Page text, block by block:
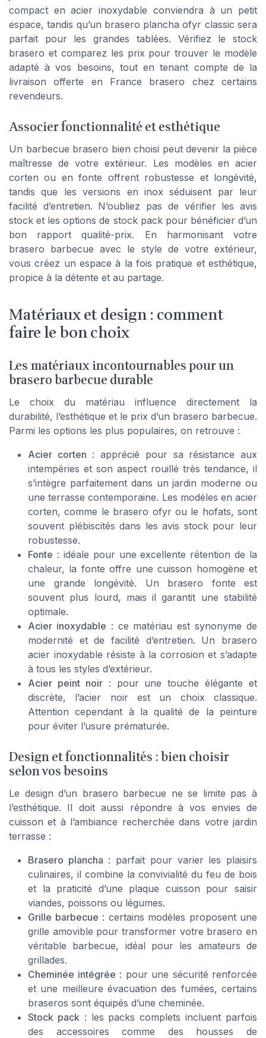
compact en acier inoxydable conviendra à un petit
espace, tandis qu’un brasero plancha ofyr classic sera
parfait pour les grandes tablées. Vérifiez le stock
brasero et comparez les prix pour trouver le modèle
adapté à vos besoins, tout en tenant compte de la
livraison offerte en France brasero chez certains
revendeurs.
Associer fonctionnalité et esthétique
Un barbecue brasero bien choisi peut devenir la pièce
maîtresse de votre extérieur. Les modèles en acier
corten ou en fonte offrent robustesse et longévité,
tandis que les versions en inox séduisent par leur
facilité d’entretien. N’oubliez pas de vérifier les avis
stock et les options de stock pack pour bénéficier d’un
bon rapport qualité-prix. En harmonisant votre
brasero barbecue avec le style de votre extérieur,
vous créez un espace à la fois pratique et esthétique,
propice à la détente et au partage.
Matériaux et design : comment
faire le bon choix
Les matériaux incontournables pour un
brasero barbecue durable
Le choix du matériau influence directement la
durabilité, l’esthétique et le prix d’un brasero barbecue.
Parmi les options les plus populaires, on retrouve :
Acier corten : apprécié pour sa résistance aux
intempéries et son aspect rouillé très tendance, il
s’intègre parfaitement dans un jardin moderne ou
une terrasse contemporaine. Les modèles en acier
corten, comme le brasero ofyrou le hofats, sont
souvent plébiscités dans les avis stock pour leur
robustesse.
Fonte : idéale pour une excellente rétention de la
chaleur, la fonte offre une cuisson homogène et
une grande longévité. Un brasero fonte est
souvent plus lourd, mais il garantit une stabilité
optimale.
Acier inoxydable : ce matériau est synonyme de
modernité et de facilité d’entretien. Un brasero
acier inoxydable résiste à la corrosion et s’adapte
à tous les styles d’extérieur.
Acier peint noir: pour une touche élégante et
discrète, l’acier noir est un choix classique.
Attention cependant à la qualité de la peinture
pour éviter l’usure prématurée.
Design et fonctionnalités : bien choisir
selon vos besoins
Le design d’un brasero barbecue ne se limite pas à
l’esthétique. Il doit aussi répondre à vos envies de
cuisson et à l’ambiance recherchée dans votre jardin
terrasse :
Brasero plancha : parfait pour varier les plaisirs
culinaires, il combine la convivialité du feu de bois
et la praticité d’une plaque cuisson pour saisir
viandes, poissons ou légumes.
Grille barbecue : certains modèles proposent une
grille amovible pour transformer votre brasero en
véritable barbecue, idéal pour les amateurs de
grillades.
Cheminée intégrée : pour une sécurité renforcée
et une meilleure évacuation des fumées, certains
braseros sont équipés d’une cheminée.
Stock pack: les packs complets incluent parfois
des accessoires comme des housses de